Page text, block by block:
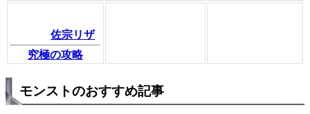
佐宗リザ
究極の攻略
モンストのおすすめ記事